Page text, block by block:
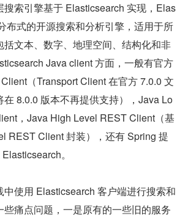
搜索引擎基于 Elasticsearch 实现，Elas
布式的开源搜索和分析引擎，适用于所
括文本、数字、地理空间、结构化和非
Java client 方面，一般有官方
（Transport Client 在官方 7.0.0 文
8.0.0 版本不再提供支持），Java Lo
，Java High Level REST Client（基
REST Client 封装），还有 Spring 提
。
使用 Elasticsearch 客户端进行搜索和
痛点问题，一是原有的一些旧的服务